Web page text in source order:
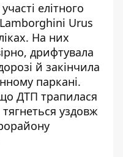
елітного
Lamborghini Urus
На них
дрифтувала
й закінчила
паркані.
ДТП трапилася
уздовж